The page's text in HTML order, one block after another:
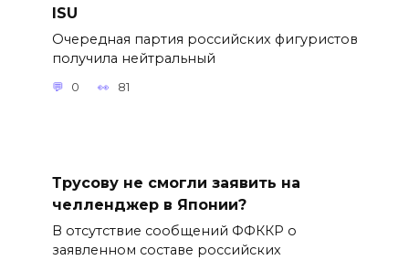
ISU
Очередная партия российских фигуристов
получила нейтральный
0 81
Трусову не смогли заявить на
челленджер в Японии?
В отсутствие сообщений ФФККР о
заявленном составе российских